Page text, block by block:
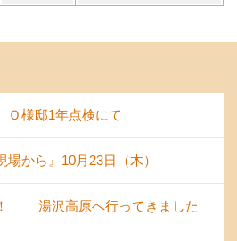
Ｏ様邸1年点検にて
場から』10月23日（木）
湯沢高原へ行ってきました